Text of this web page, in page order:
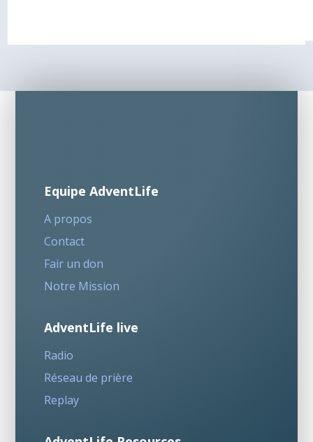
Equipe AdventLife
A propos
Contact
Fair un don
Notre Mission
AdventLife live
Radio
Réseau de prière
Replay